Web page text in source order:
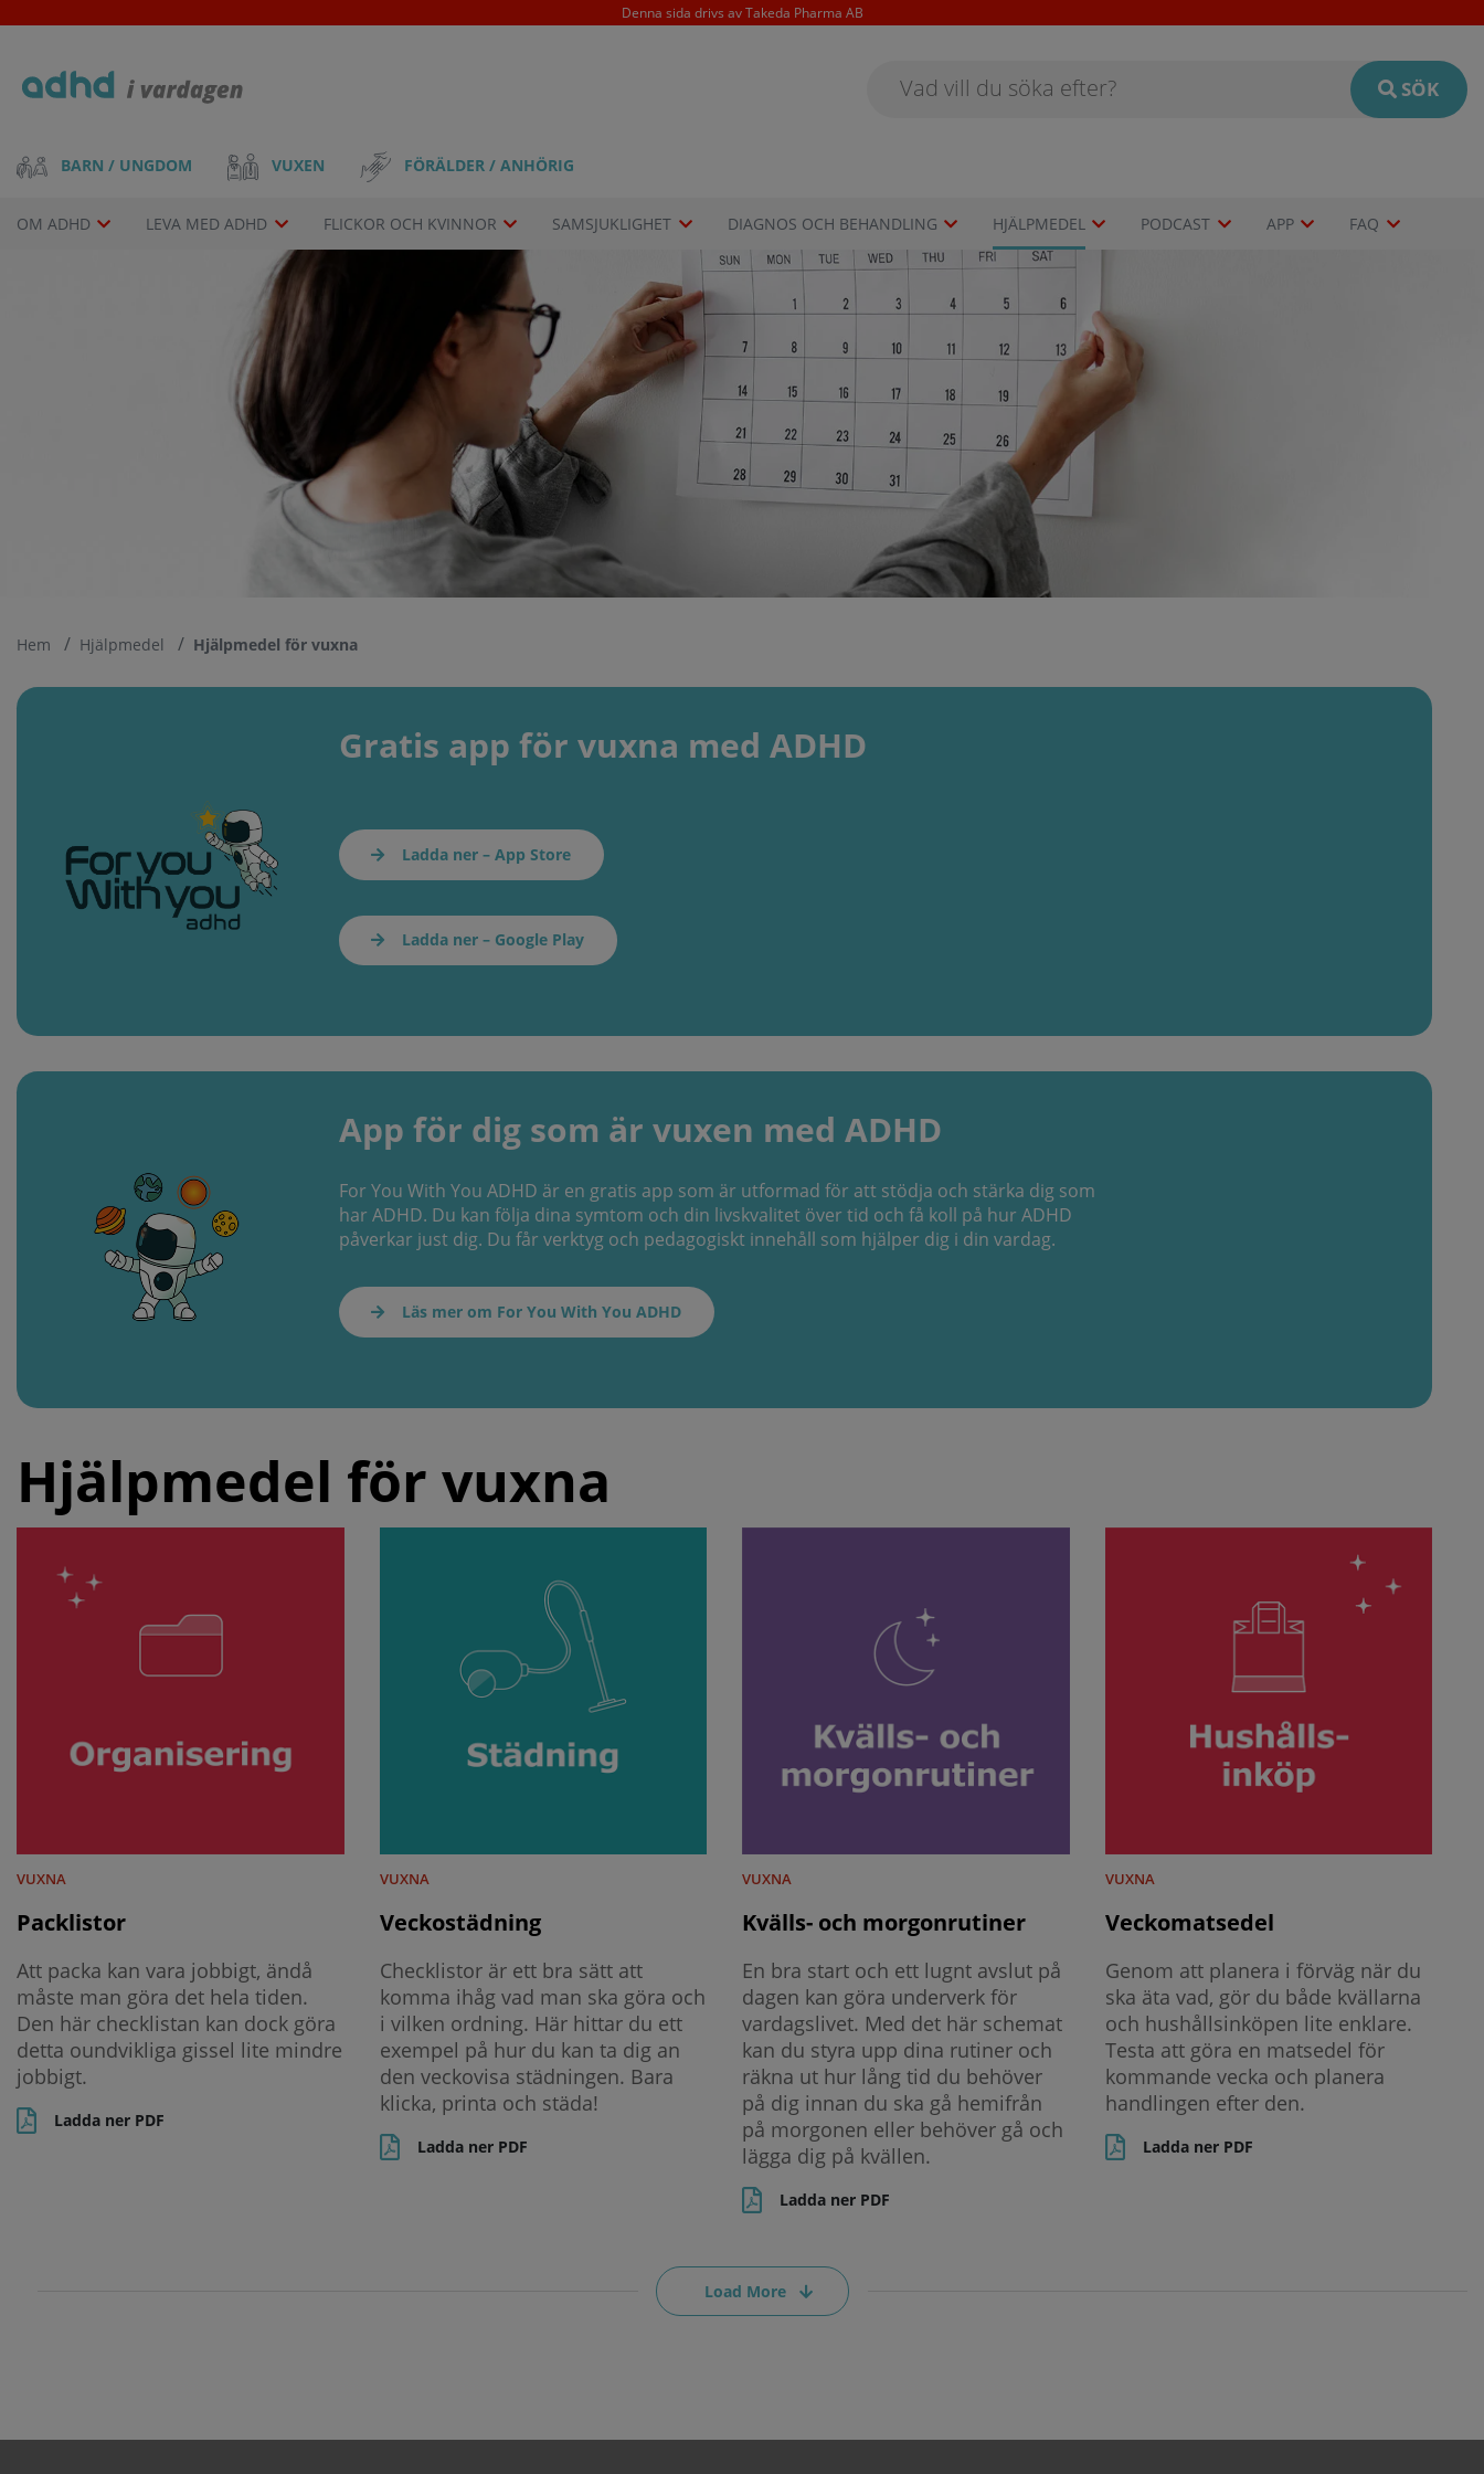
to
content
Denna sida drivs av Takeda Pharma AB
SÖK
MainBARN / UNGDOM VUXEN FÖRÄLDER / ANHÖRIG
Drop-
OM ADHD LEVA MED ADHD FLICKOR OCH KVINNOR SAMSJUKLIGHET DIAGNOS OCH BEHANDLING HJÄLPMEDEL PODCAST APP FAQ
Hem Hjälpmedel Hjälpmedel för vuxna
Gratis app för vuxna med ADHD
Ladda ner – App Store
Ladda ner – Google Play
App för dig som är vuxen med ADHD
For You With You ADHD är en gratis app som är utformad för att stödja och stärka dig som
har ADHD. Du kan följa dina symtom och din livskvalitet över tid och få koll på hur ADHD
påverkar just dig. Du får verktyg och pedagogiskt innehåll som hjälper dig i din vardag.
Läs mer om For You With You ADHD
Hjälpmedel för vuxna
VUXNA
Packlistor
Att packa kan vara jobbigt, ändå
måste man göra det hela tiden.
Den här checklistan kan dock göra
detta oundvikliga gissel lite mindre
jobbigt.
Ladda ner PDF
VUXNA
Veckostädning
Checklistor är ett bra sätt att
komma ihåg vad man ska göra och
i vilken ordning. Här hittar du ett
exempel på hur du kan ta dig an
den veckovisa städningen. Bara
klicka, printa och städa!
Ladda ner PDF
VUXNA
Kvälls- och morgonrutiner
En bra start och ett lugnt avslut på
dagen kan göra underverk för
vardagslivet. Med det här schemat
kan du styra upp dina rutiner och
räkna ut hur lång tid du behöver
på dig innan du ska gå hemifrån
på morgonen eller behöver gå och
lägga dig på kvällen.
Ladda ner PDF
VUXNA
Veckomatsedel
Genom att planera i förväg när du
ska äta vad, gör du både kvällarna
och hushållsinköpen lite enklare.
Testa att göra en matsedel för
kommande vecka och planera
handlingen efter den.
Ladda ner PDF
Load More